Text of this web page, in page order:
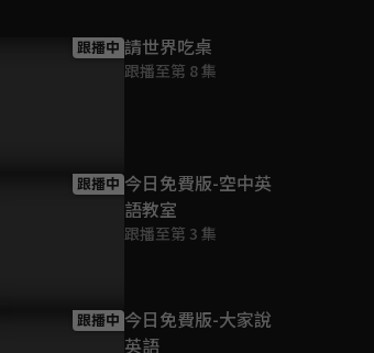
跟播中 請世界吃桌
跟播至第 8 集
跟播中 今日免費版-空中英
語教室
跟播至第 3 集
跟播中 今日免費版-大家說
英語